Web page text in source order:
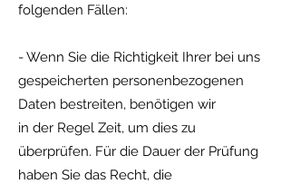
folgenden Fällen:
- Wenn Sie die Richtigkeit Ihrer bei uns
gespeicherten personenbezogenen
Daten bestreiten, benötigen wir
in der Regel Zeit, um dies zu
überprüfen. Für die Dauer der Prüfung
haben Sie das Recht, die